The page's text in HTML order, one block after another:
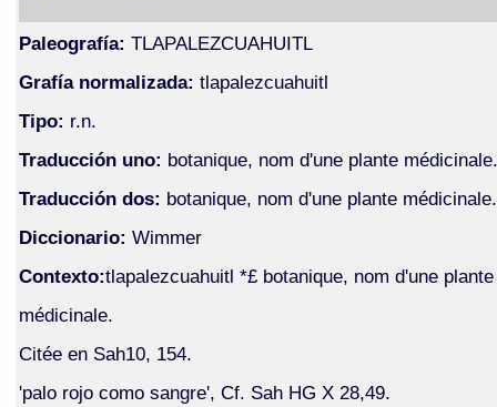
Paleografía: TLAPALEZCUAHUITL
Grafía normalizada: tlapalezcuahuitl
Tipo: r.n.
Traducción uno: botanique, nom d'une plante médicinale.
Traducción dos: botanique, nom d'une plante médicinale.
Diccionario: Wimmer
Contexto:tlapalezcuahuitl *£ botanique, nom d'une plante
médicinale.
Citée en Sah10, 154.
'palo rojo como sangre', Cf. Sah HG X 28,49.